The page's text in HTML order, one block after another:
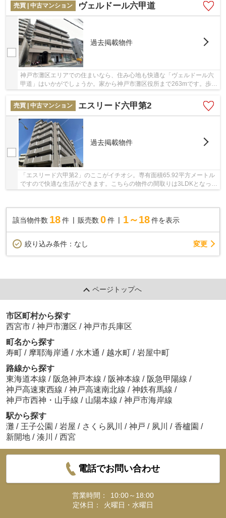
売買 | 中古マンション
ヴェルドール六甲道
過去掲載物件
神戸市灘区エリアでの住まいなら、住み心地も快適な「ヴェルドール六
甲道」はいかがでしょうか。家から神戸市灘区役所まで263mです。歩い
売買 | 中古マンション
エスリード六甲第2
過去掲載物件
「エスリード六甲第2」のここがイチオシ。専有面積65.92平方メートル
ですので快適な生活ができます。こちらの物件の間取りは3LDKとなって
該当物件数 18件 販売数 0 件 1～18 件を表示
絞り込み条件： なし 変更
ページトップへ
市区町村から探す
西宮市 / 神戸市灘区 / 神戸市兵庫区
町名から探す
寿町 / 摩耶海岸通 / 水木通 / 越水町 / 岩屋中町
路線から探す
東海道本線 / 阪急神戸本線 / 阪神本線 / 阪急甲陽線 /
神戸高速東西線 / 神戸高速南北線 / 神鉄有馬線 /
神戸市西神・山手線 / 山陽本線 / 神戸市海岸線
駅から探す
灘 / 王子公園 / 岩屋 / さくら夙川 / 神戸 / 夙川 / 香櫨園 /
新開地 / 湊川 / 西宮
電話でお問い合わせ
営業時間：
10:00～18:00
定休日：
火曜日・水曜日